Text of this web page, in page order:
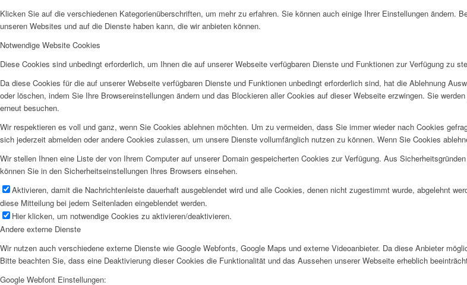
Klicken Sie auf die verschiedenen Kategorienüberschriften, um mehr zu erfahren. Sie können auch einige Ihrer Einstellungen
unseren Websites und auf die Dienste haben kann, die wir anbieten können.
Notwendige Website Cookies
Diese Cookies sind unbedingt erforderlich, um Ihnen die auf unserer Webseite verfügbaren Dienste und Funktionen zur Verfügung zu
Da diese Cookies für die auf unserer Webseite verfügbaren Dienste und Funktionen unbedingt erforderlich sind, hat die Ablehnung
oder löschen, indem Sie Ihre Browsereinstellungen ändern und das Blockieren aller Cookies auf dieser Webseite erzwingen. Sie
erneut besuchen.
Wir respektieren es voll und ganz, wenn Sie Cookies ablehnen möchten. Um zu vermeiden, dass Sie immer wieder nach Cookies
sich jederzeit abmelden oder andere Cookies zulassen, um unsere Dienste vollumfänglich nutzen zu können. Wenn Sie Cookies
Wir stellen Ihnen eine Liste der von Ihrem Computer auf unserer Domain gespeicherten Cookies zur Verfügung. Aus
können Sie in den Sicherheitseinstellungen Ihres Browsers einsehen.
Aktivieren, damit die Nachrichtenleiste dauerhaft ausgeblendet wird und alle Cookies, denen nicht zugestimmt wurde, abgelehnt
diese Mitteilung bei jedem Seitenladen eingeblendet werden.
Hier klicken, um notwendige Cookies zu aktivieren/deaktivieren.
Andere externe Dienste
Wir nutzen auch verschiedene externe Dienste wie Google Webfonts, Google Maps und externe Videoanbieter. Da diese Anbieter
Bitte beachten Sie, dass eine Deaktivierung dieser Cookies die Funktionalität und das Aussehen unserer Webseite erheblich
Google Webfont Einstellungen: